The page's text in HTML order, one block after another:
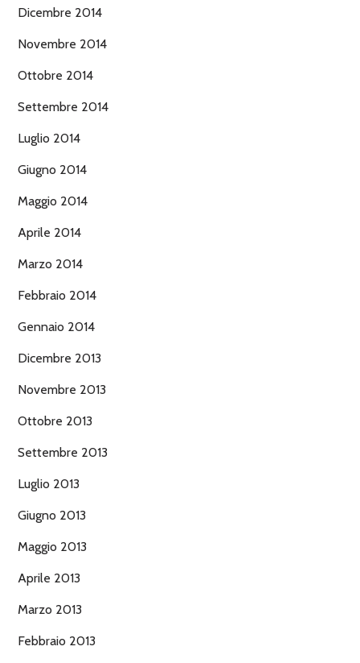
Dicembre 2014
Novembre 2014
Ottobre 2014
Settembre 2014
Luglio 2014
Giugno 2014
Maggio 2014
Aprile 2014
Marzo 2014
Febbraio 2014
Gennaio 2014
Dicembre 2013
Novembre 2013
Ottobre 2013
Settembre 2013
Luglio 2013
Giugno 2013
Maggio 2013
Aprile 2013
Marzo 2013
Febbraio 2013